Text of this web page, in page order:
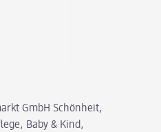
GmbH Schönheit,
Baby & Kind,